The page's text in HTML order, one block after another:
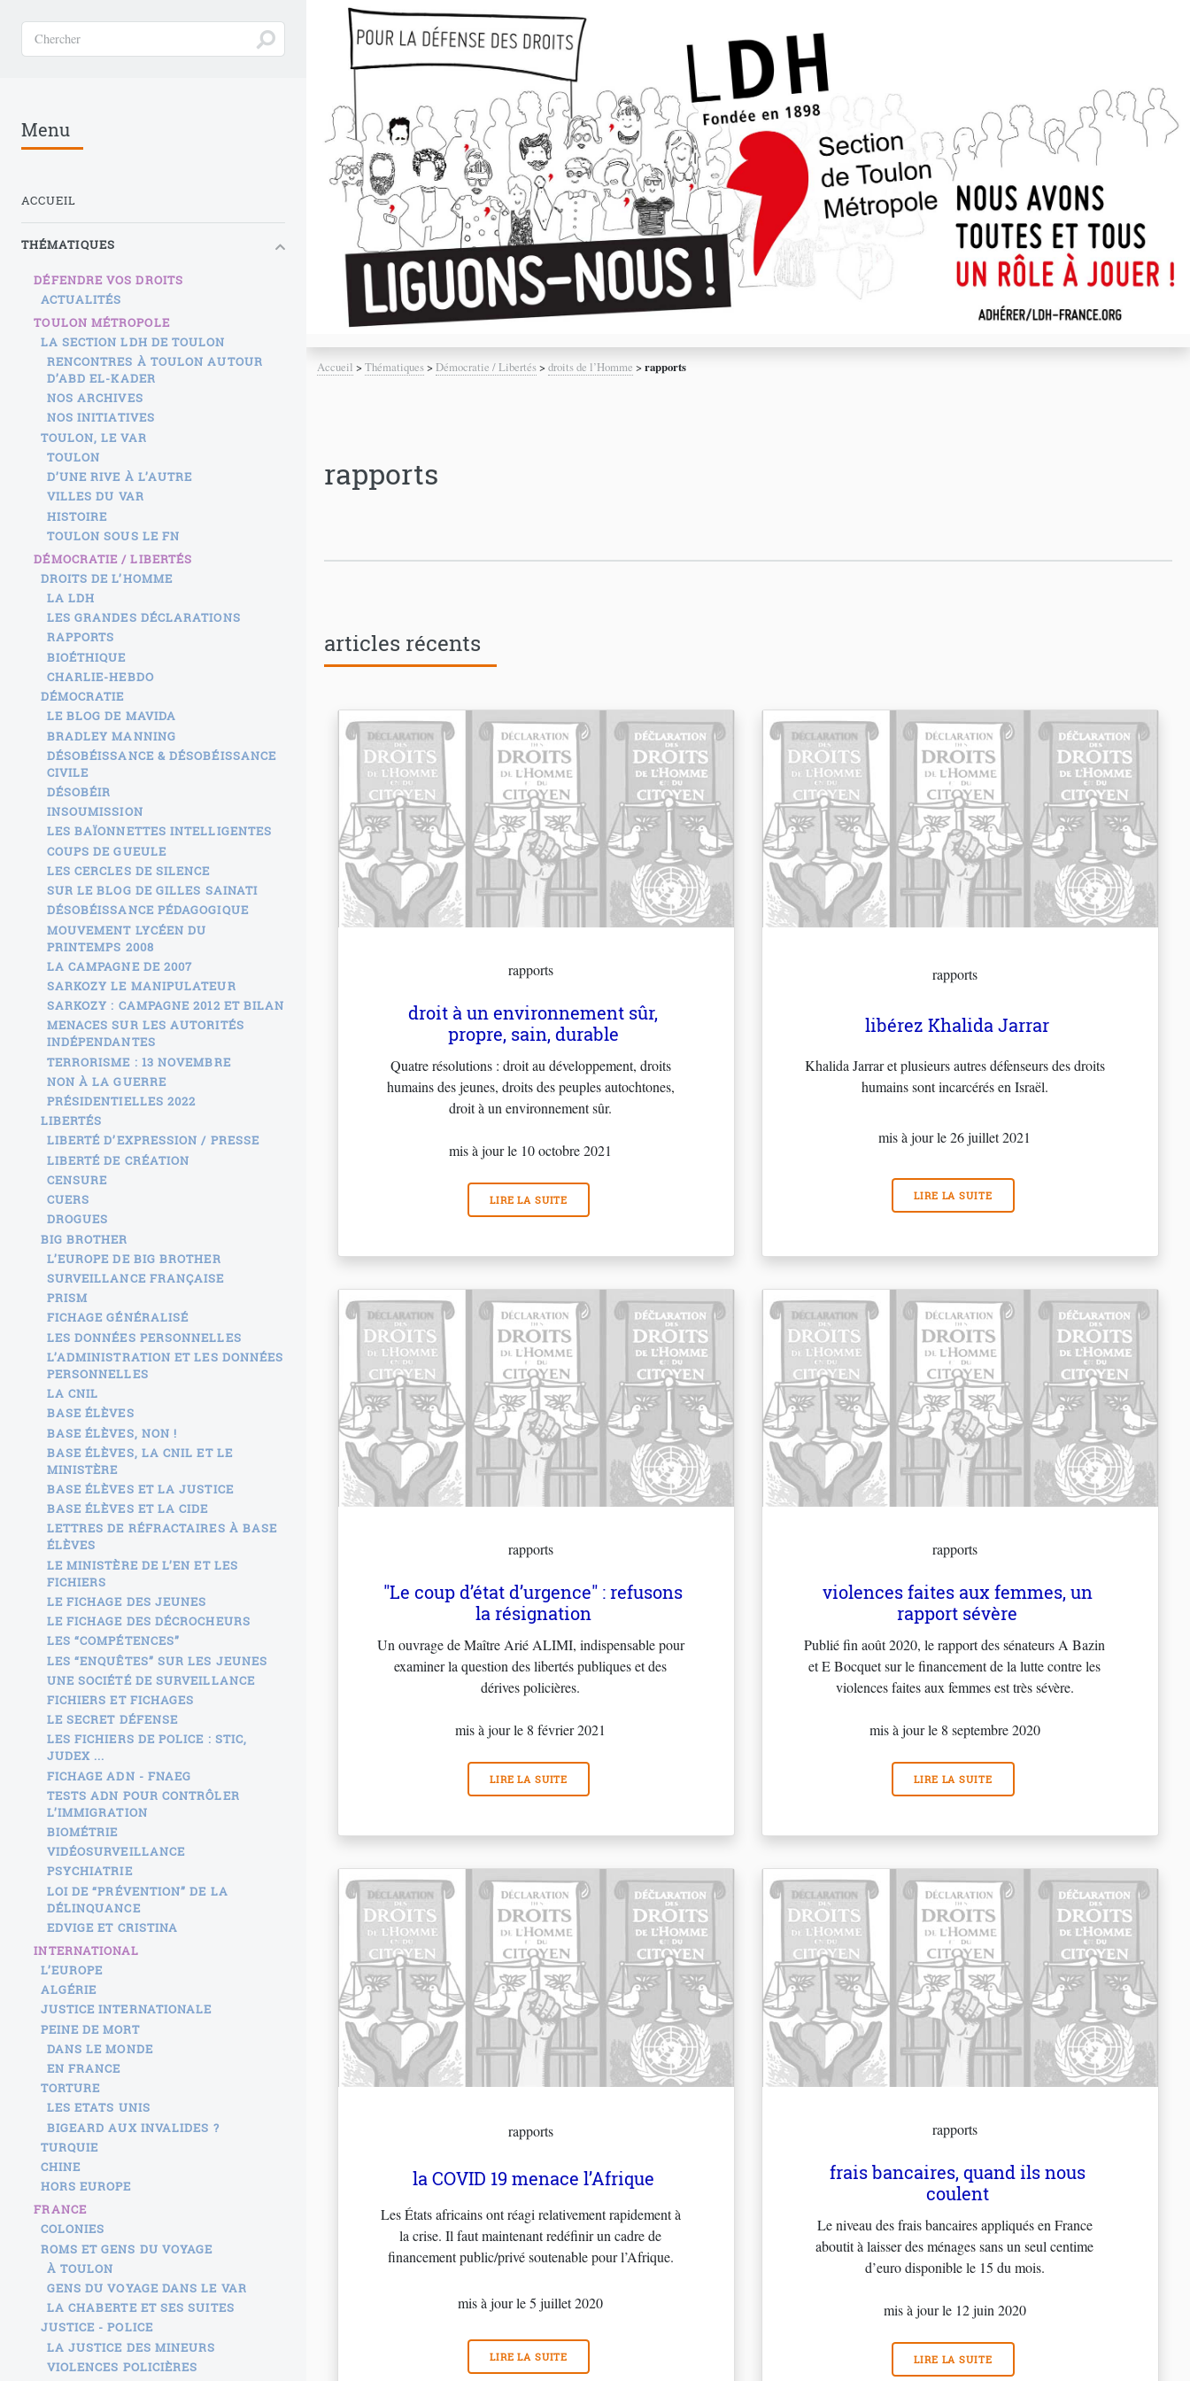
Accueil >Thématiques>Démocratie / Libertés>droits de l’Homme >rapports
rapports
articles récents
rapports
droit à un environnement sûr,
propre, sain, durable
Quatre résolutions : droit au développement, droits
humains des jeunes, droits des peuples autochtones,
droit à un environnement sûr.
mis à jour le 10 octobre 2021
LIRE LA SUITE
rapports
libérez Khalida Jarrar
Khalida Jarrar et plusieurs autres défenseurs des droits
humains sont incarcérés en Israël.
mis à jour le 26 juillet 2021
LIRE LA SUITE
rapports
"Le coup d’état d’urgence" : refusons
la résignation
Un ouvrage de Maître Arié ALIMI, indispensable pour
examiner la question des libertés publiques et des
dérives policières.
mis à jour le 8 février 2021
LIRE LA SUITE
rapports
violences faites aux femmes, un
rapport sévère
Publié fin août 2020, le rapport des sénateurs A Bazin
et E Bocquet sur le financement de la lutte contre les
violences faites aux femmes est très sévère.
mis à jour le 8 septembre 2020
LIRE LA SUITE
rapports
la COVID 19 menace l’Afrique
Les États africains ont réagi relativement rapidement à
la crise. Il faut maintenant redéfinir un cadre de
financement public/privé soutenable pour l’Afrique.
mis à jour le 5 juillet 2020
LIRE LA SUITE
rapports
frais bancaires, quand ils nous
coulent
Le niveau des frais bancaires appliqués en France
aboutit à laisser des ménages sans un seul centime
d’euro disponible le 15 du mois.
mis à jour le 12 juin 2020
LIRE LA SUITE
Menu
ACCUEIL
THÉMATIQUES
DÉFENDRE VOS DROITS
ACTUALITÉS
TOULON MÉTROPOLE
LA SECTION LDH DE TOULON
RENCONTRES À TOULON AUTOUR
D’ABD EL-KADER
NOS ARCHIVES
NOS INITIATIVES
TOULON, LE VAR
TOULON
D’UNE RIVE À L’AUTRE
VILLES DU VAR
HISTOIRE
TOULON SOUS LE FN
DÉMOCRATIE / LIBERTÉS
DROITS DE L’HOMME
LA LDH
LES GRANDES DÉCLARATIONS
RAPPORTS
BIOÉTHIQUE
CHARLIE-HEBDO
DÉMOCRATIE
LE BLOG DE MAVIDA
BRADLEY MANNING
DÉSOBÉISSANCE & DÉSOBÉISSANCE
CIVILE
DÉSOBÉIR
INSOUMISSION
LES BAÏONNETTES INTELLIGENTES
COUPS DE GUEULE
LES CERCLES DE SILENCE
SUR LE BLOG DE GILLES SAINATI
DÉSOBÉISSANCE PÉDAGOGIQUE
MOUVEMENT LYCÉEN DU
PRINTEMPS 2008
LA CAMPAGNE DE 2007
SARKOZY LE MANIPULATEUR
SARKOZY : CAMPAGNE 2012 ET BILAN
MENACES SUR LES AUTORITÉS
INDÉPENDANTES
TERRORISME : 13 NOVEMBRE
NON À LA GUERRE
PRÉSIDENTIELLES 2022
LIBERTÉS
LIBERTÉ D’EXPRESSION / PRESSE
LIBERTÉ DE CRÉATION
CENSURE
CUERS
DROGUES
BIG BROTHER
L’EUROPE DE BIG BROTHER
SURVEILLANCE FRANÇAISE
PRISM
FICHAGE GÉNÉRALISÉ
LES DONNÉES PERSONNELLES
L’ADMINISTRATION ET LES DONNÉES
PERSONNELLES
LA CNIL
BASE ÉLÈVES
BASE ÉLÈVES, NON !
BASE ÉLÈVES, LA CNIL ET LE
MINISTÈRE
BASE ÉLÈVES ET LA JUSTICE
BASE ÉLÈVES ET LA CIDE
LETTRES DE RÉFRACTAIRES À BASE
ÉLÈVES
LE MINISTÈRE DE L’EN ET LES
FICHIERS
LE FICHAGE DES JEUNES
LE FICHAGE DES DÉCROCHEURS
LES “COMPÉTENCES”
LES “ENQUÊTES” SUR LES JEUNES
UNE SOCIÉTÉ DE SURVEILLANCE
FICHIERS ET FICHAGES
LE SECRET DÉFENSE
LES FICHIERS DE POLICE : STIC,
JUDEX ...
FICHAGE ADN - FNAEG
TESTS ADN POUR CONTRÔLER
L’IMMIGRATION
BIOMÉTRIE
VIDÉOSURVEILLANCE
PSYCHIATRIE
LOI DE “PRÉVENTION” DE LA
DÉLINQUANCE
EDVIGE ET CRISTINA
INTERNATIONAL
L’EUROPE
ALGÉRIE
JUSTICE INTERNATIONALE
PEINE DE MORT
DANS LE MONDE
EN FRANCE
TORTURE
LES ETATS UNIS
BIGEARD AUX INVALIDES ?
TURQUIE
CHINE
HORS EUROPE
FRANCE
COLONIES
ROMS ET GENS DU VOYAGE
À TOULON
GENS DU VOYAGE DANS LE VAR
LA CHABERTE ET SES SUITES
JUSTICE - POLICE
LA JUSTICE DES MINEURS
VIOLENCES POLICIÈRES